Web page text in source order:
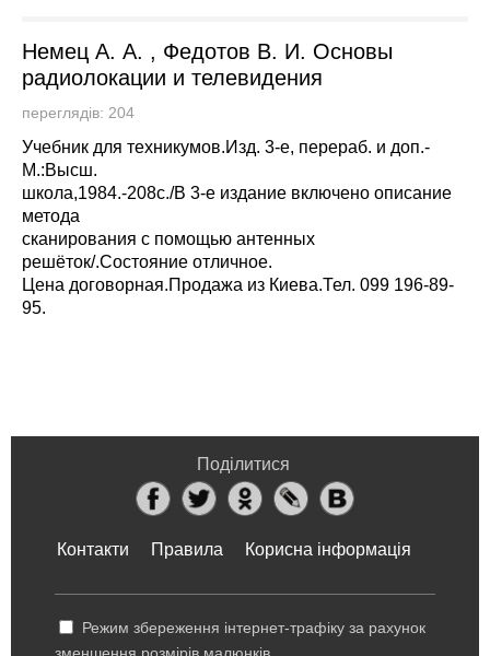
Немец А. А. , Федотов В. И. Основы
радиолокации и телевидения
переглядів: 204
Учебник для техникумов.Изд. 3-е, перераб. и доп.-
М.:Высш.
школа,1984.-208с./В 3-е издание включено описание
метода
сканирования с помощью антенных
решёток/.Состояние отличное.
Цена договорная.Продажа из Киева.Тел. 099 196-89-
95.
Поділитися
Контакти Правила Корисна інформація
Режим збереження інтернет-трафіку за рахунок